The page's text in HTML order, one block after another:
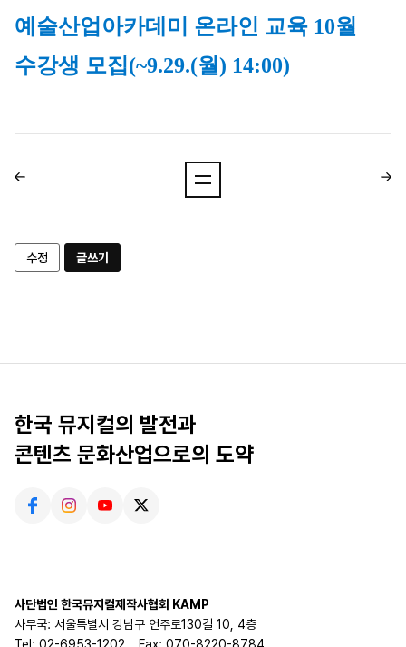
예술산업아카데미 온라인 교육 10월
수강생 모집(~9.29.(월) 14:00)
수정 글쓰기
한국 뮤지컬의 발전과
콘텐츠 문화산업으로의 도약
사단법인 한국뮤지컬제작사협회 KAMP
사무국: 서울특별시 강남구 언주로130길 10, 4층